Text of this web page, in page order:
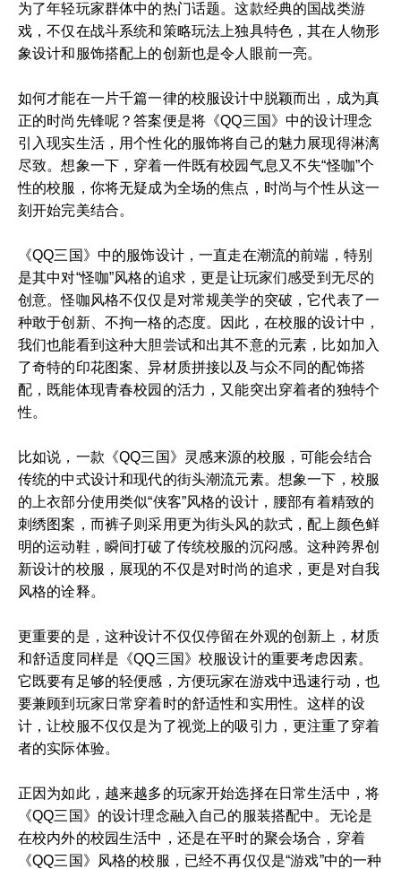
为了年轻玩家群体中的热门话题。这款经典的国战类游
戏，不仅在战斗系统和策略玩法上独具特色，其在人物形
象设计和服饰搭配上的创新也是令人眼前一亮。
如何才能在一片千篇一律的校服设计中脱颖而出，成为真
正的时尚先锋呢？答案便是将《QQ三国》中的设计理念
引入现实生活，用个性化的服饰将自己的魅力展现得淋漓
尽致。想象一下，穿着一件既有校园气息又不失“怪咖”个
性的校服，你将无疑成为全场的焦点，时尚与个性从这一
刻开始完美结合。
《QQ三国》中的服饰设计，一直走在潮流的前端，特别
是其中对“怪咖”风格的追求，更是让玩家们感受到无尽的
创意。怪咖风格不仅仅是对常规美学的突破，它代表了一
种敢于创新、不拘一格的态度。因此，在校服的设计中，
我们也能看到这种大胆尝试和出其不意的元素，比如加入
了奇特的印花图案、异材质拼接以及与众不同的配饰搭
配，既能体现青春校园的活力，又能突出穿着者的独特个
性。
比如说，一款《QQ三国》灵感来源的校服，可能会结合
传统的中式设计和现代的街头潮流元素。想象一下，校服
的上衣部分使用类似“侠客”风格的设计，腰部有着精致的
刺绣图案，而裤子则采用更为街头风的款式，配上颜色鲜
明的运动鞋，瞬间打破了传统校服的沉闷感。这种跨界创
新设计的校服，展现的不仅是对时尚的追求，更是对自我
风格的诠释。
更重要的是，这种设计不仅仅停留在外观的创新上，材质
和舒适度同样是《QQ三国》校服设计的重要考虑因素。
它既要有足够的轻便感，方便玩家在游戏中迅速行动，也
要兼顾到玩家日常穿着时的舒适性和实用性。这样的设
计，让校服不仅仅是为了视觉上的吸引力，更注重了穿着
者的实际体验。
正因为如此，越来越多的玩家开始选择在日常生活中，将
《QQ三国》的设计理念融入自己的服装搭配中。无论是
在校内外的校园生活中，还是在平时的聚会场合，穿着
《QQ三国》风格的校服，已经不再仅仅是“游戏”中的一种